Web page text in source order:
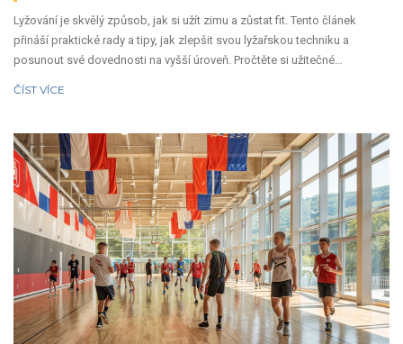
Lyžování je skvělý způsob, jak si užít zimu a zůstat fit. Tento článek
přináší praktické rady a tipy, jak zlepšit svou lyžařskou techniku a
posunout své dovednosti na vyšší úroveň. Pročtěte si užitečné
ČÍST VÍCE